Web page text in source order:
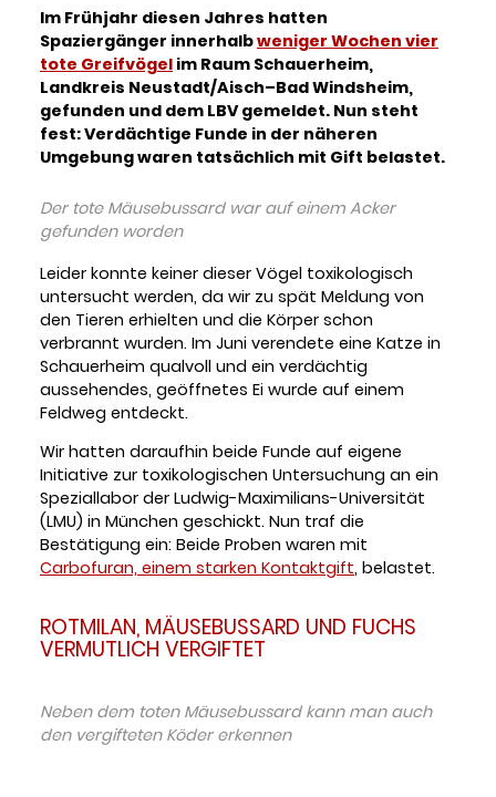
Im Frühjahr diesen Jahres hatten
Spaziergänger innerhalbweniger Wochen vier
tote Greifvögel im Raum Schauerheim,
Landkreis Neustadt/Aisch–Bad Windsheim,
gefunden und dem LBV gemeldet. Nun steht
fest: Verdächtige Funde in der näheren
Umgebung waren tatsächlich mit Gift belastet.
© W. Hoerlbacher
Der tote Mäusebussard war auf einem Acker
gefunden worden
Leider konnte keiner dieser Vögel toxikologisch
untersucht werden, da wir zu spät Meldung von
den Tieren erhielten und die Körper schon
verbrannt wurden. Im Juni verendete eine Katze in
Schauerheim qualvoll und ein verdächtig
aussehendes, geöffnetes Ei wurde auf einem
Feldweg entdeckt.
Wir hatten daraufhin beide Funde auf eigene
Initiative zur toxikologischen Untersuchung an ein
Speziallabor der Ludwig-Maximilians-Universität
(LMU) in München geschickt. Nun traf die
Bestätigung ein: Beide Proben waren mit
Carbofuran, einem starken Kontaktgift, belastet.
ROTMILAN, MÄUSEBUSSARD UND FUCHS
VERMUTLICH VERGIFTET
Neben dem toten Mäusebussard kann man auch
den vergifteten Köder erkennen